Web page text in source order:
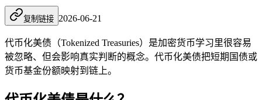
复制链接 2026-06-21
代币化美债（Tokenized Treasuries）是加密货币学习里很容易
被忽略、但会影响真实判断的概念。代币化美债把短期国债或
货币基金份额映射到链上。